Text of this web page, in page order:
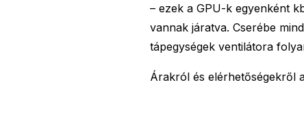
– ezek a GPU-k egyenként
vannak járatva. Cserébe
tápegységek ventilátora
Árakról és elérhetőségekről